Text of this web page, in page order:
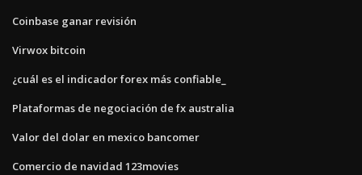
Coinbase ganar revisión
Virwox bitcoin
¿cuál es el indicador forex más confiable_
Plataformas de negociación de fx australia
Valor del dolar en mexico bancomer
Comercio de navidad 123movies